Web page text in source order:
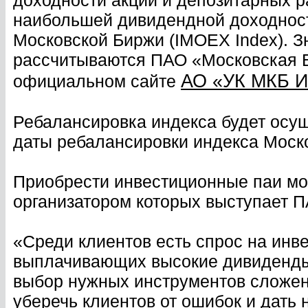
наибольшей дивидендной
Московской Биржи (IMOEX Index).
рассчитываются ПАО «Московская
официальном сайте АО «УК МКБ
Ребалансировка индекса будет
даты ребалансировки индекса
Приобрести инвестиционные паи
организатором которых
«Среди клиентов есть спрос на
выплачивающих высокие
выбор нужных инструментов
уберечь клиентов от ошибок и